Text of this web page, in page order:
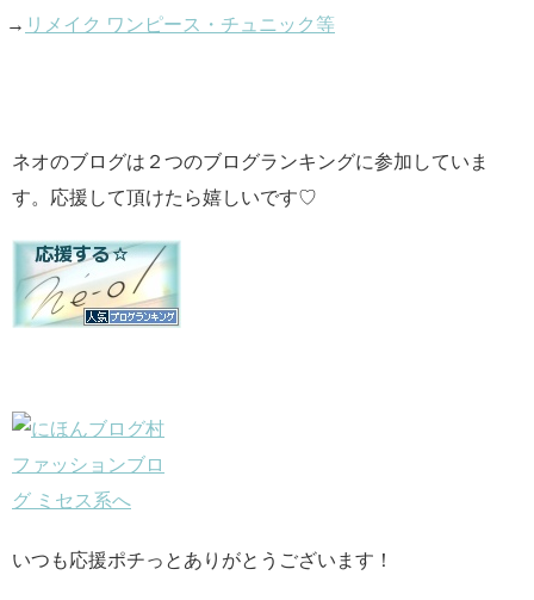
→ リメイク ワンピース・チュニック等
ネオのブログは２つのブログランキングに参加していま
す。応援して頂けたら嬉しいです♡
いつも応援ポチっとありがとうございます！